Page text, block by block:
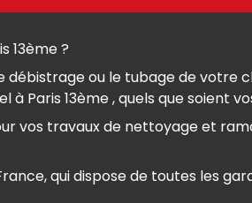
13ème ?
débistrage ou le tubage de votre
Paris 13ème , quels que soient
vos travaux de nettoyage et
qui dispose de toutes les